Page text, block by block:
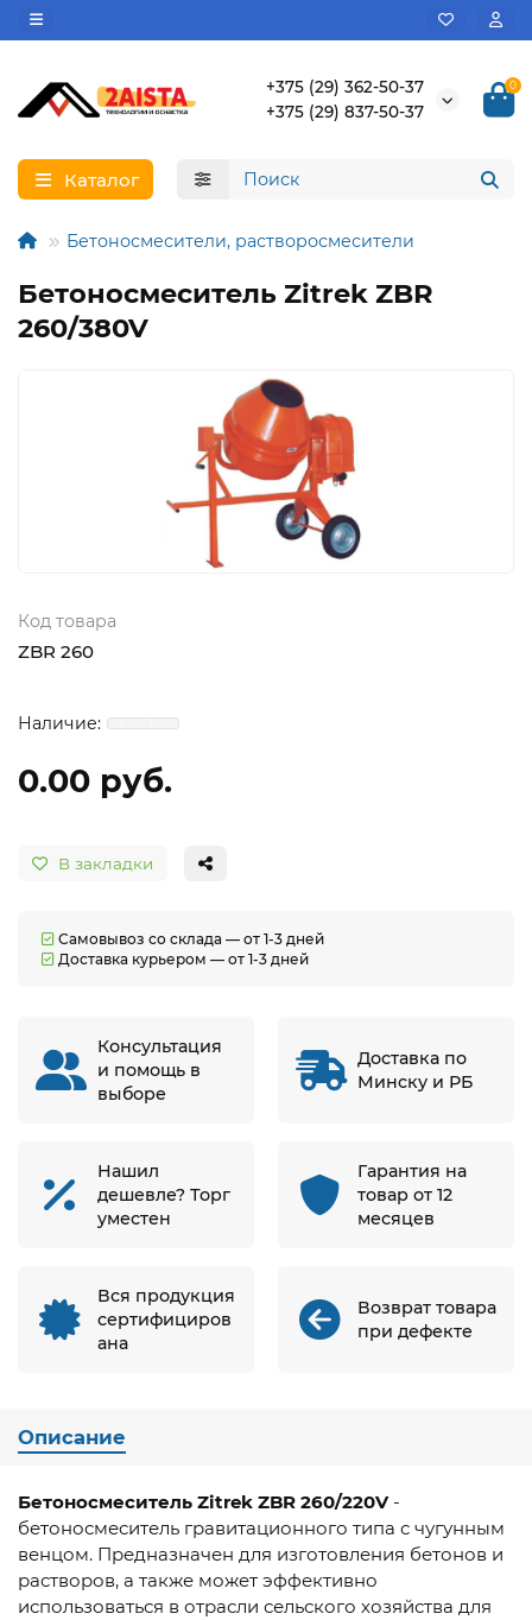
+375 (29) 362-50-37
+375 (29) 837-50-37
0
Каталог
Бетоносмесители, растворосмесители
Бетоносмеситель Zitrek ZBR
260/380V
Код товара
ZBR 260
0.00 руб.
В закладки
Самовывоз со склада — от 1-3 дней
Доставка курьером — от 1-3 дней
Консультация
и помощь в
выборе
Доставка по
Минску и РБ
Нашил
дешевле? Торг
уместен
Гарантия на
товар от 12
месяцев
Вся продукция
сертифициров
ана
Возврат товара
при дефекте
Описание
Бетоносмеситель Zitrek ZBR 260/220V -
бетоносмеситель гравитационного типа с чугунным
венцом. Предназначен для изготовления бетонов и
растворов, а также может эффективно
использоваться в отрасли сельского хозяйства для